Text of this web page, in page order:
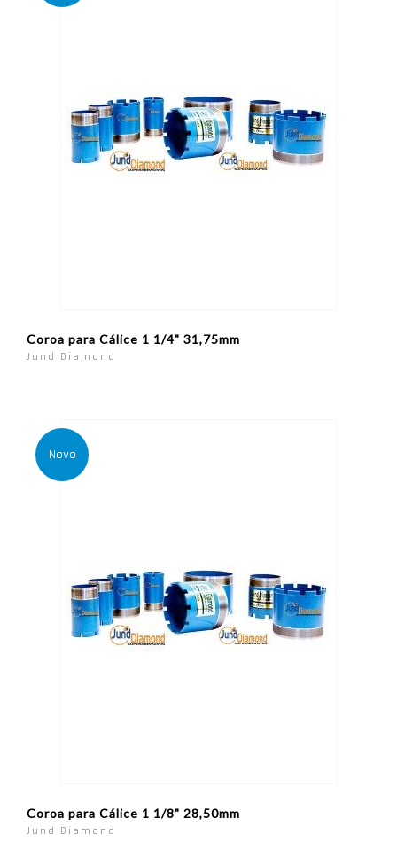
Coroa para Cálice 1 1/4" 31,75mm
Jund Diamond
Novo
Coroa para Cálice 1 1/8" 28,50mm
Jund Diamond